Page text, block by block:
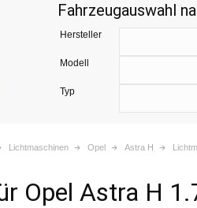
Fahrzeugauswahl
Hersteller
Modell
Typ
Lichtmaschinen Opel Astra H
Opel Astra H